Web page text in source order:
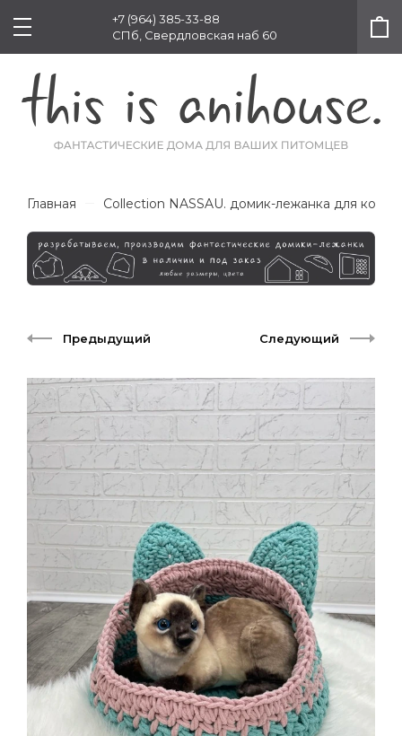
+7 (964) 385-33-88
СПб, Свердловская наб 60
Главная Collection NASSAU. домик-лежанка для кошки
Предыдущий Следующий